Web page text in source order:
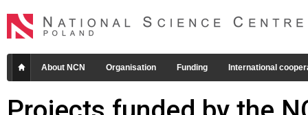
About NCN Organisation Funding International